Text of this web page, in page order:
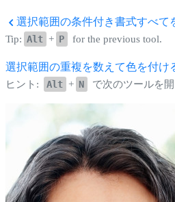
選択範囲の条件付き書式すべて
Tip: Alt + P for the previous tool.
選択範囲の重複を数えて色を付け
ヒント: Alt + N で次のツールを開